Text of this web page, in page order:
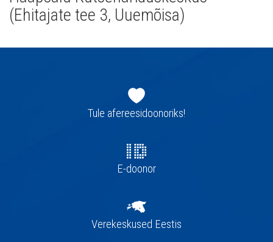
(Ehitajate tee 3, Uuemõisa)
navigatsioonTule afereesidoonoriks!
E-doonor
Verekeskused Eestis